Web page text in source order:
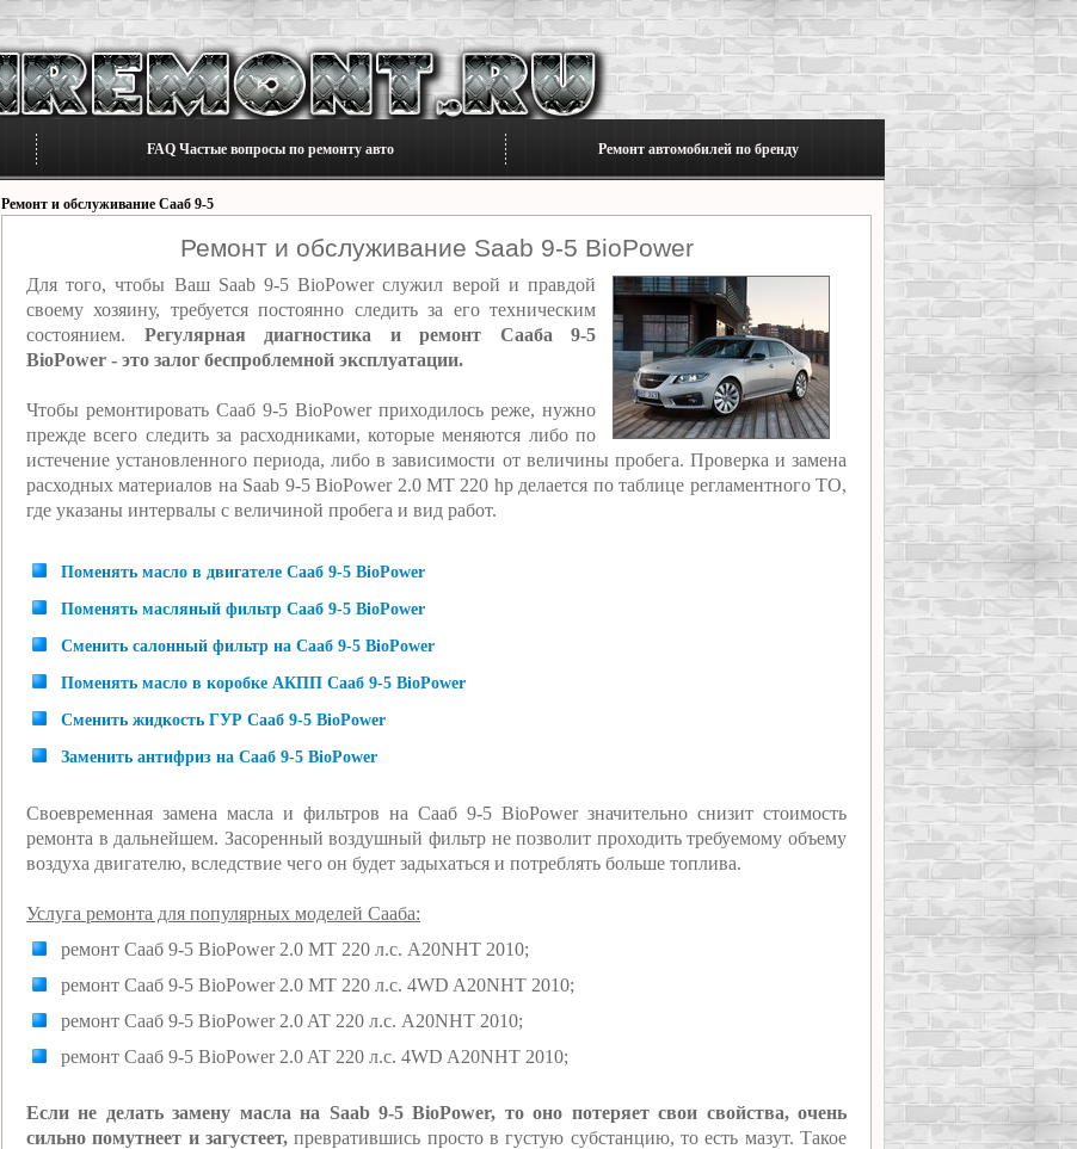
FAQ Частые вопросы по ремонту авто Ремонт автомобилей по бренду
Ремонт и обслуживание Сааб 9-5
Ремонт и обслуживание Saab 9-5 BioPower
Для того, чтобы Ваш Saab 9-5 BioPower служил верой и правдой
своему хозяину, требуется постоянно следить за его техническим
состоянием. Регулярная диагностика и ремонт Сааба 9-5
BioPower - это залог беспроблемной эксплуатации.
Чтобы ремонтировать Сааб 9-5 BioPower приходилось реже, нужно
прежде всего следить за расходниками, которые меняются либо по
истечение установленного периода, либо в зависимости от величины пробега. Проверка и замена
расходных материалов на Saab 9-5 BioPower 2.0 MT 220 hp делается по таблице регламентного ТО,
где указаны интервалы с величиной пробега и вид работ.
Поменять масло в двигателе Сааб 9-5 BioPower
Поменять масляный фильтр Сааб 9-5 BioPower
Сменить салонный фильтр на Сааб 9-5 BioPower
Поменять масло в коробке АКПП Сааб 9-5 BioPower
Сменить жидкость ГУР Сааб 9-5 BioPower
Заменить антифриз на Сааб 9-5 BioPower
Своевременная замена масла и фильтров на Сааб 9-5 BioPower значительно снизит стоимость
ремонта в дальнейшем. Засоренный воздушный фильтр не позволит проходить требуемому объему
воздуха двигателю, вследствие чего он будет задыхаться и потреблять больше топлива.
Услуга ремонта для популярных моделей Сааба:
ремонт Сааб 9-5 BioPower 2.0 MT 220 л.с. A20NHT 2010;
ремонт Сааб 9-5 BioPower 2.0 MT 220 л.с. 4WD A20NHT 2010;
ремонт Сааб 9-5 BioPower 2.0 AT 220 л.с. A20NHT 2010;
ремонт Сааб 9-5 BioPower 2.0 AT 220 л.с. 4WD A20NHT 2010;
Если не делать замену масла на Saab 9-5 BioPower, то оно потеряет свои свойства, очень
сильно помутнеет и загустеет, превратившись просто в густую субстанцию, то есть мазут. Такое